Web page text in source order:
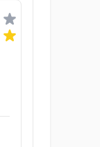
je
deze
effect